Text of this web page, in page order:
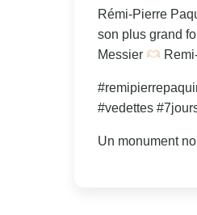
Rémi-Pierre
son plus grand
Messier
#vedettes
Un monument